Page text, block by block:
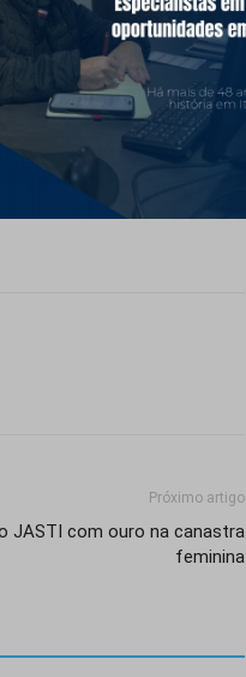
entre duas motocicletas na…
WhatsApp
Próximo artigo
JASTI com ouro na canastra
feminina